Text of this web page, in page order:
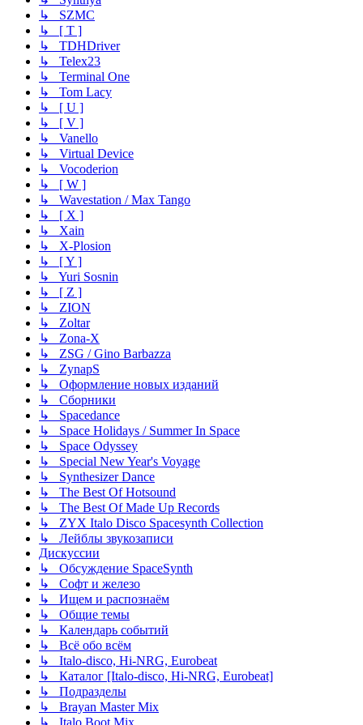
↳ SZMC
↳ [ T ]
↳ TDHDriver
↳ Telex23
↳ Terminal One
↳ Tom Lacy
↳ [ U ]
↳ [ V ]
↳ Vanello
↳ Virtual Device
↳ Vocoderion
↳ [ W ]
↳ Wavestation / Max Tango
↳ [ X ]
↳ Xain
↳ X-Plosion
↳ [ Y ]
↳ Yuri Sosnin
↳ [ Z ]
↳ ZION
↳ Zoltar
↳ Zona-X
↳ ZSG / Gino Barbazza
↳ ZynapS
↳ Оформление новых изданий
↳ Сборники
↳ Spacedance
↳ Space Holidays / Summer In Space
↳ Space Odyssey
↳ Special New Year's Voyage
↳ Synthesizer Dance
↳ The Best Of Hotsound
↳ The Best Of Made Up Records
↳ ZYX Italo Disco Spacesynth Collection
↳ Лейблы звукозаписи
Дискуссии
↳ Обсуждение SpaceSynth
↳ Софт и железо
↳ Ищем и распознаём
↳ Общие темы
↳ Календарь событий
↳ Всё обо всём
↳ Italo-disco, Hi-NRG, Eurobeat
↳ Каталог [Italo-disco, Hi-NRG, Eurobeat]
↳ Подразделы
↳ Brayan Master Mix
↳ Italo Boot Mix